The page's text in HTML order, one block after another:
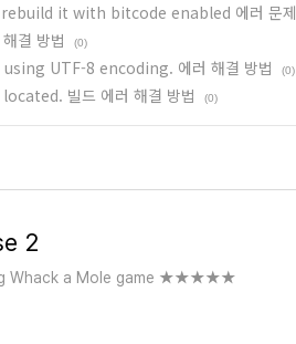
it with bitcode enabled 에러 문제
결 방법 (0)
UTF-8 encoding. 에러 해결 방법 (0)
빌드 에러 해결 방법 (0)
2
Whack a Mole game ★★★★★